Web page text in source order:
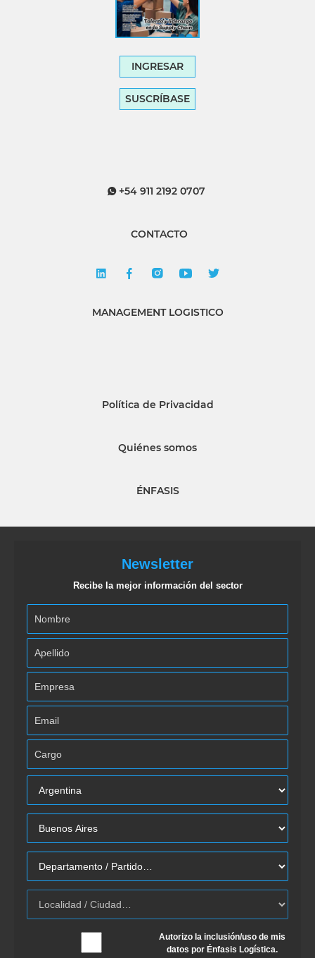
INGRESAR
SUSCRÍBASE
+54 911 2192 0707
CONTACTO
MANAGEMENT LOGISTICO
Política de Privacidad
Quiénes somos
ÉNFASIS
Newsletter
Recibe la mejor información del sector
Autorizo la inclusión/uso de mis
datos por Énfasis Logística.